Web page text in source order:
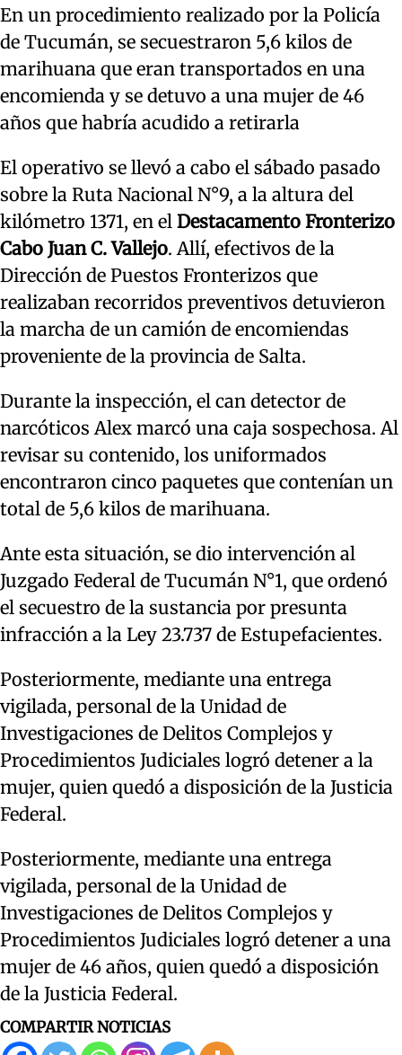
En un procedimiento realizado por la Policía
de Tucumán, se secuestraron 5,6 kilos de
marihuana que eran transportados en una
encomienda y se detuvo a una mujer de 46
años que habría acudido a retirarla
El operativo se llevó a cabo el sábado pasado
sobre la Ruta Nacional N°9, a la altura del
kilómetro 1371, en el Destacamento Fronterizo
Cabo Juan C. Vallejo. Allí, efectivos de la
Dirección de Puestos Fronterizos que
realizaban recorridos preventivos detuvieron
la marcha de un camión de encomiendas
proveniente de la provincia de Salta.
Durante la inspección, el can detector de
narcóticos Alex marcó una caja sospechosa. Al
revisar su contenido, los uniformados
encontraron cinco paquetes que contenían un
total de 5,6 kilos de marihuana.
Ante esta situación, se dio intervención al
Juzgado Federal de Tucumán N°1, que ordenó
el secuestro de la sustancia por presunta
infracción a la Ley 23.737 de Estupefacientes.
Posteriormente, mediante una entrega
vigilada, personal de la Unidad de
Investigaciones de Delitos Complejos y
Procedimientos Judiciales logró detener a la
mujer, quien quedó a disposición de la Justicia
Federal.
Posteriormente, mediante una entrega
vigilada, personal de la Unidad de
Investigaciones de Delitos Complejos y
Procedimientos Judiciales logró detener a una
mujer de 46 años, quien quedó a disposición
de la Justicia Federal.
COMPARTIR NOTICIAS